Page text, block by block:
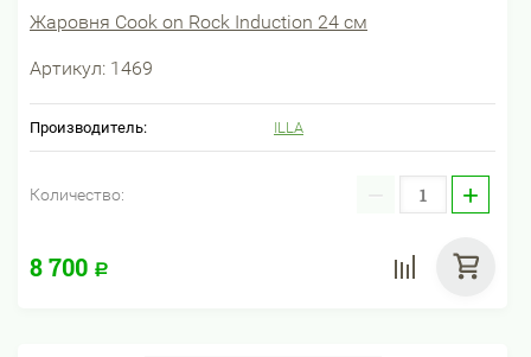
Жаровня Cook on Rock Induction 24 см
Артикул: 1469
Производитель: ILLA
Количество: − +
8 700 Р